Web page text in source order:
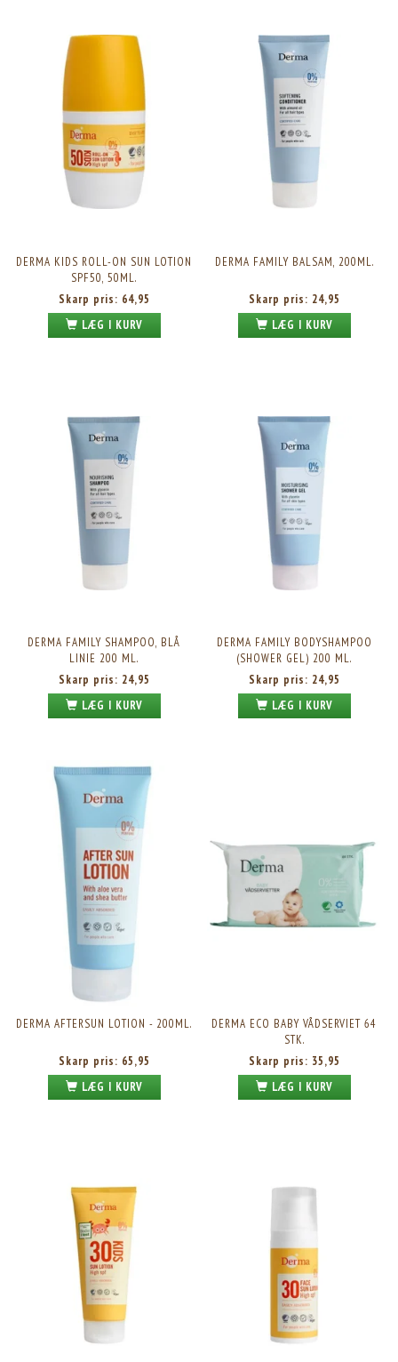
DERMA KIDS ROLL-ON SUN LOTION
SPF50, 50ML.
Skarp pris: 64,95
LÆG I KURV
DERMA FAMILY BALSAM, 200ML.
Skarp pris: 24,95
LÆG I KURV
DERMA FAMILY SHAMPOO, BLÅ
LINIE 200 ML.
Skarp pris: 24,95
LÆG I KURV
DERMA FAMILY BODYSHAMPOO
(SHOWER GEL) 200 ML.
Skarp pris: 24,95
LÆG I KURV
DERMA AFTERSUN LOTION - 200ML.
Skarp pris: 65,95
LÆG I KURV
DERMA ECO BABY VÅDSERVIET 64
STK.
Skarp pris: 35,95
LÆG I KURV